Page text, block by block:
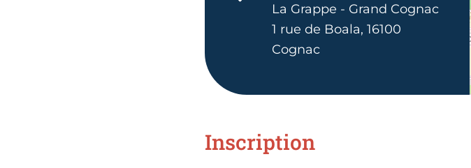
La Grappe - Grand Cognac
1 rue de Boala, 16100
Cognac
Inscription